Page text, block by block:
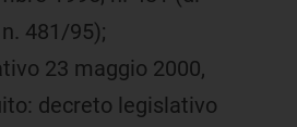
481/95);
23 maggio 2000,
decreto legislativo